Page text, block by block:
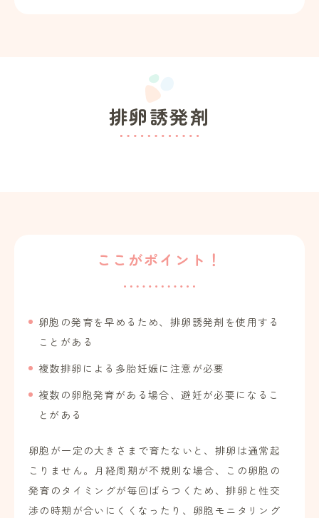
排卵誘発剤
ここがポイント！
卵胞の発育を早めるため、排卵誘発剤を使用する
ことがある
複数排卵による多胎妊娠に注意が必要
複数の卵胞発育がある場合、避妊が必要になるこ
とがある
卵胞が一定の大きさまで育たないと、排卵は通常起
こりません。月経周期が不規則な場合、この卵胞の
発育のタイミングが毎回ばらつくため、排卵と性交
渉の時期が合いにくくなったり、卵胞モニタリング